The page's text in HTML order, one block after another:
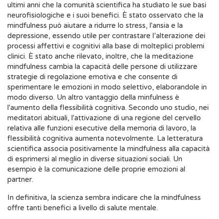
ultimi anni che la comunità scientifica ha studiato le sue basi
neurofisiologiche e i suoi benefici. È stato osservato che la
mindfulness può aiutare a ridurre lo stress, l'ansia e la
depressione, essendo utile per contrastare l’alterazione dei
processi affettivi e cognitivi alla base di molteplici problemi
clinici. È stato anche rilevato, inoltre, che la meditazione
mindfulness cambia la capacità delle persone di utilizzare
strategie di regolazione emotiva e che consente di
sperimentare le emozioni in modo selettivo, elaborandole in
modo diverso. Un altro vantaggio della minfulness è
l'aumento della flessibilità cognitiva. Secondo uno studio, nei
meditatori abituali, l'attivazione di una regione del cervello
relativa alle funzioni esecutive della memoria di lavoro, la
flessibilità cognitiva aumenta notevolmente. La letteratura
scientifica associa positivamente la mindfulness alla capacità
di esprimersi al meglio in diverse situazioni sociali. Un
esempio è la comunicazione delle proprie emozioni al
partner.
In definitiva, la scienza sembra indicare che la mindfulness
offre tanti benefici a livello di salute mentale.